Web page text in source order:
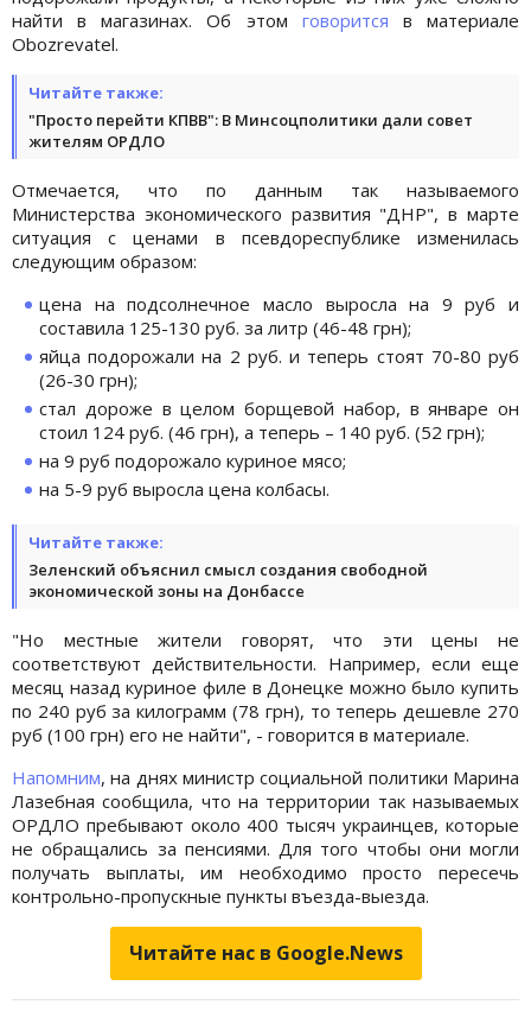
найти в магазинах. Об этом говорится в материале
Obozrevatel.
Читайте также:
"Просто перейти КПВВ": В Минсоцполитики дали совет
жителям ОРДЛО
Отмечается, что по данным так называемого
Министерства экономического развития "ДНР", в марте
ситуация с ценами в псевдореспублике изменилась
следующим образом:
цена на подсолнечное масло выросла на 9 руб и
составила 125-130 руб. за литр (46-48 грн);
яйца подорожали на 2 руб. и теперь стоят 70-80 руб
(26-30 грн);
стал дороже в целом борщевой набор, в январе он
стоил 124 руб. (46 грн), а теперь – 140 руб. (52 грн);
на 9 руб подорожало куриное мясо;
на 5-9 руб выросла цена колбасы.
Читайте также:
Зеленский объяснил смысл создания свободной
экономической зоны на Донбассе
"Но местные жители говорят, что эти цены не
соответствуют действительности. Например, если еще
месяц назад куриное филе в Донецке можно было купить
по 240 руб за килограмм (78 грн), то теперь дешевле 270
руб (100 грн) его не найти", - говорится в материале.
Напомним, на днях министр социальной политики Марина
Лазебная сообщила, что на территории так называемых
ОРДЛО пребывают около 400 тысяч украинцев, которые
не обращались за пенсиями. Для того чтобы они могли
получать выплаты, им необходимо просто пересечь
контрольно-пропускные пункты въезда-выезда.
Читайте нас в Google.News